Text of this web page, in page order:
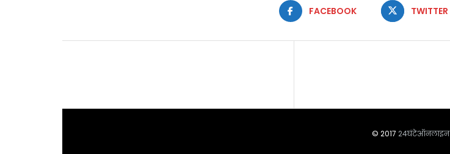
FACEBOOK TWITTER
© 2017 24घंटेऑनलाइन